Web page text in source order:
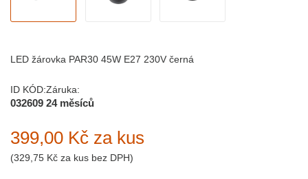
LED žárovka PAR30 45W E27 230V černá
ID KÓD:
032609
Záruka:
24 měsíců
399,00 Kč za kus
(329,75 Kč za kus bez DPH)